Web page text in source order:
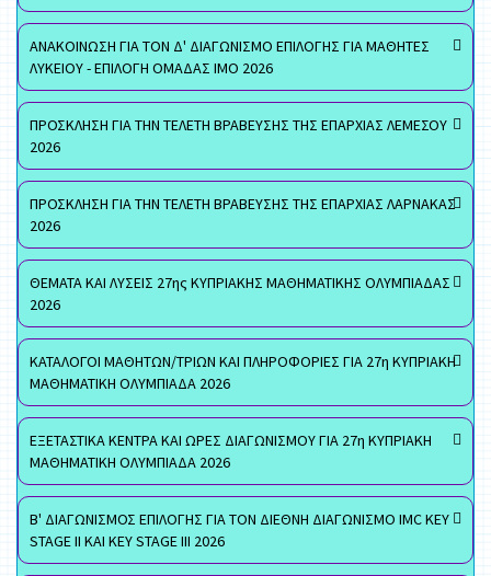
ΑΝΑΚΟΙΝΩΣΗ ΓΙΑ ΤΟΝ Δ' ΔΙΑΓΩΝΙΣΜΟ ΕΠΙΛΟΓΗΣ ΓΙΑ ΜΑΘΗΤΕΣ
ΛΥΚΕΙΟΥ - ΕΠΙΛΟΓΗ ΟΜΑΔΑΣ ΙΜΟ 2026
ΠΡΟΣΚΛΗΣΗ ΓΙΑ ΤΗΝ ΤΕΛΕΤΗ ΒΡΑΒΕΥΣΗΣ ΤΗΣ ΕΠΑΡΧΙΑΣ ΛΕΜΕΣΟΥ
2026
ΠΡΟΣΚΛΗΣΗ ΓΙΑ ΤΗΝ ΤΕΛΕΤΗ ΒΡΑΒΕΥΣΗΣ ΤΗΣ ΕΠΑΡΧΙΑΣ ΛΑΡΝΑΚΑΣ
2026
ΘΕΜΑΤΑ ΚΑΙ ΛΥΣΕΙΣ 27ης ΚΥΠΡΙΑΚΗΣ ΜΑΘΗΜΑΤΙΚΗΣ ΟΛΥΜΠΙΑΔΑΣ
2026
ΚΑΤΑΛΟΓΟΙ ΜΑΘΗΤΩΝ/ΤΡΙΩΝ ΚΑΙ ΠΛΗΡΟΦΟΡΙΕΣ ΓΙΑ 27η ΚΥΠΡΙΑΚΗ
ΜΑΘΗΜΑΤΙΚΗ ΟΛΥΜΠΙΑΔΑ 2026
ΕΞΕΤΑΣΤΙΚΑ ΚΕΝΤΡΑ ΚΑΙ ΩΡΕΣ ΔΙΑΓΩΝΙΣΜΟΥ ΓΙΑ 27η ΚΥΠΡΙΑΚΗ
ΜΑΘΗΜΑΤΙΚΗ ΟΛΥΜΠΙΑΔΑ 2026
Β' ΔΙΑΓΩΝΙΣΜΟΣ ΕΠΙΛΟΓΗΣ ΓΙΑ ΤΟΝ ΔΙΕΘΝΗ ΔΙΑΓΩΝΙΣΜΟ IMC KEY
STAGE II ΚΑΙ KEY STAGE III 2026